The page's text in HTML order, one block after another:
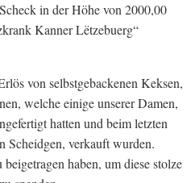
in der Höhe von 2000,00
Kanner Lëtzebuerg“
von selbstgebackenen Keksen,
welche einige unserer Damen,
hatten und beim letzten
Scheidgen, verkauft wurden.
haben, um diese stolze